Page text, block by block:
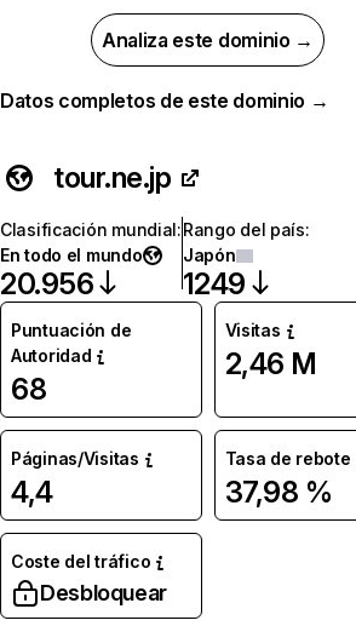
Analiza este dominio →
Datos completos de este dominio →
tour.ne.jp
Clasificación mundial:
En todo el mundo
20.956
Rango del país:
Japón
1249
Puntuación de
Autoridad
68
Visitas
2,46 M
Páginas/Visitas
4,4
Tasa de rebote
37,98 %
Coste del tráfico
Desbloquear